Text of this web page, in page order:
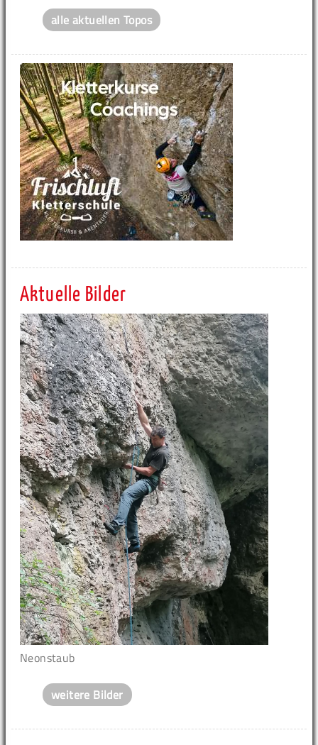
alle aktuellen Topos
Aktuelle Bilder
Neonstaub
weitere Bilder